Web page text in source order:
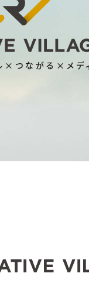
×つながる×メデ